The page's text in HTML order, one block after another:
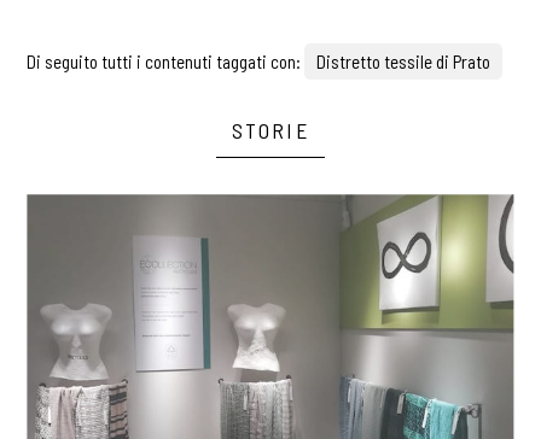
Di seguito tutti i contenuti taggati con: Distretto tessile di Prato
STORIE